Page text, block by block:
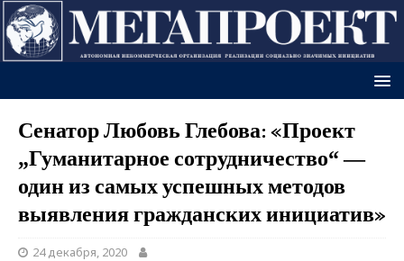
Сенатор Любовь Глебова: «Проект
„Гуманитарное сотрудничество“ —
один из самых успешных методов
выявления гражданских инициатив»
24 декабря, 2020